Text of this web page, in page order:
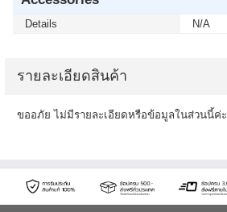
Details N/A
รายละเอียดสินค้า
ขออภัย ไม่มีรายละเอียดหรือข้อมูลในส่วนนี้ค่ะ